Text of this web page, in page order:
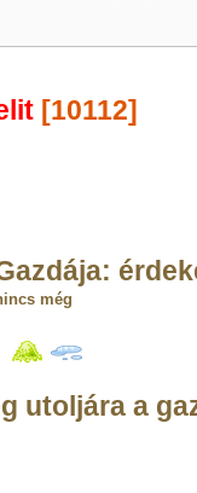
[10112]
még
utoljára a